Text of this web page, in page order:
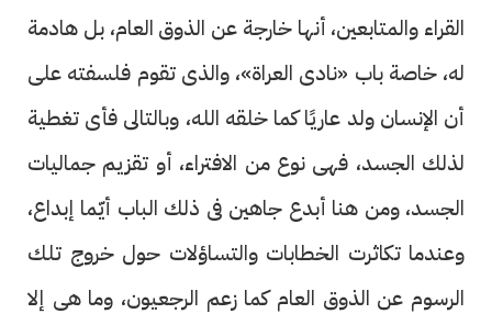
القراء والمتابعين، أنها خارجة عن الذوق العام، بل هادمة
له، خاصة باب «نادى العراة»، والذى تقوم فلسفته على
أن الإنسان ولد عاريًا كما خلقه الله، وبالتالى فأى تغطية
لذلك الجسد، فهى نوع من الافتراء، أو تقزيم جماليات
الجسد، ومن هنا أبدع جاهين فى ذلك الباب أيّما إبداع،
وعندما تكاثرت الخطابات والتساؤلات حول خروج تلك
الرسوم عن الذوق العام كما زعم الرجعيون، وما هى إلا